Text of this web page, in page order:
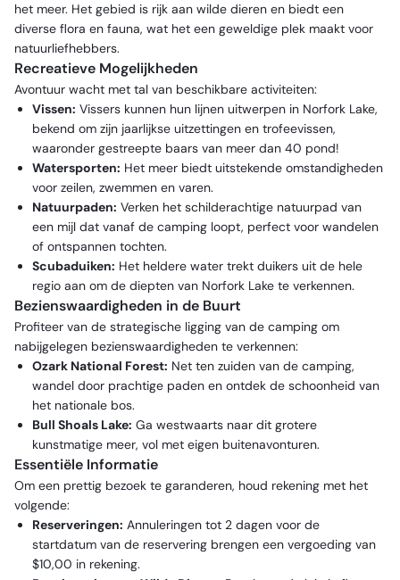
het meer. Het gebied is rijk aan wilde dieren en biedt een
diverse flora en fauna, wat het een geweldige plek maakt voor
natuurliefhebbers.
Recreatieve Mogelijkheden
Avontuur wacht met tal van beschikbare activiteiten:
Vissen: Vissers kunnen hun lijnen uitwerpen in Norfork Lake,
bekend om zijn jaarlijkse uitzettingen en trofeevissen,
waaronder gestreepte baars van meer dan 40 pond!
Watersporten: Het meer biedt uitstekende omstandigheden
voor zeilen, zwemmen en varen.
Natuurpaden: Verken het schilderachtige natuurpad van
een mijl dat vanaf de camping loopt, perfect voor wandelen
of ontspannen tochten.
Scubaduiken: Het heldere water trekt duikers uit de hele
regio aan om de diepten van Norfork Lake te verkennen.
Bezienswaardigheden in de Buurt
Profiteer van de strategische ligging van de camping om
nabijgelegen bezienswaardigheden te verkennen:
Ozark National Forest: Net ten zuiden van de camping,
wandel door prachtige paden en ontdek de schoonheid van
het nationale bos.
Bull Shoals Lake: Ga westwaarts naar dit grotere
kunstmatige meer, vol met eigen buitenavonturen.
Essentiële Informatie
Om een prettig bezoek te garanderen, houd rekening met het
volgende:
Reserveringen: Annuleringen tot 2 dagen voor de
startdatum van de reservering brengen een vergoeding van
$10,00 in rekening.